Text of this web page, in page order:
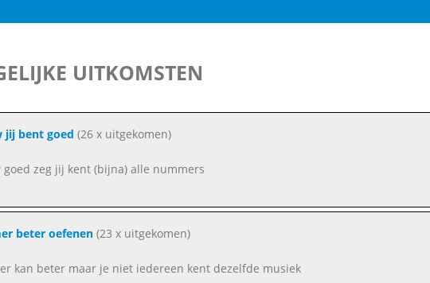
UITKOMSTEN
jij bent goed (26 x uitgekomen)
goed zeg jij kent (bijna) alle nummers
beter oefenen(23 x uitgekomen)
kan beter maar je niet iedereen kent dezelfde musiek